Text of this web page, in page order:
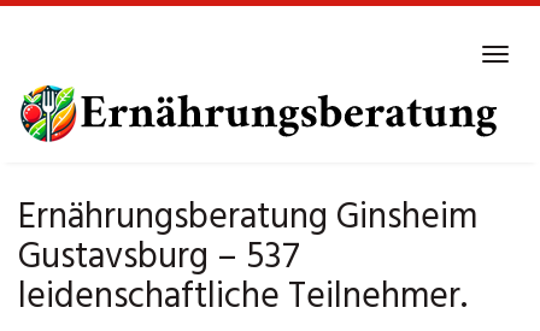
main
content
Ernährungsberatung Ginsheim
Gustavsburg – 537
leidenschaftliche Teilnehmer.